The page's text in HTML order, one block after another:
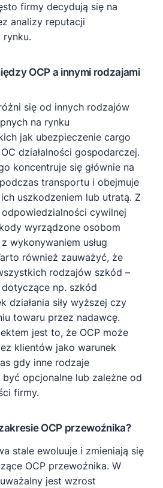
firmy decydują się na
analizy reputacji
rynku.
OCP a innymi rodzajami
się od innych rodzajów
na rynku
jak ubezpieczenie cargo
działalności gospodarczej.
koncentruje się głównie na
transportu i obejmuje
uszkodzeniem lub utratą. Z
cywilnej
wyrządzone osobom
wykonywaniem usług
również zauważyć, że
rodzajów szkód –
dotyczące np. szkód
działania siły wyższej czy
towaru przez nadawcę.
jest to, że OCP może
klientów jako warunek
gdy inne rodzaje
opcjonalne lub zależne od
firmy.
OCP przewoźnika?
stale ewoluuje i zmieniają się
OCP przewoźnika. W
jest wzrost